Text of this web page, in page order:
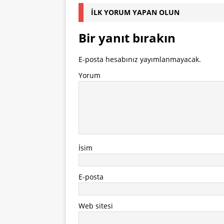
İLK YORUM YAPAN OLUN
Bir yanıt bırakın
E-posta hesabınız yayımlanmayacak.
Yorum
İsim
E-posta
Web sitesi